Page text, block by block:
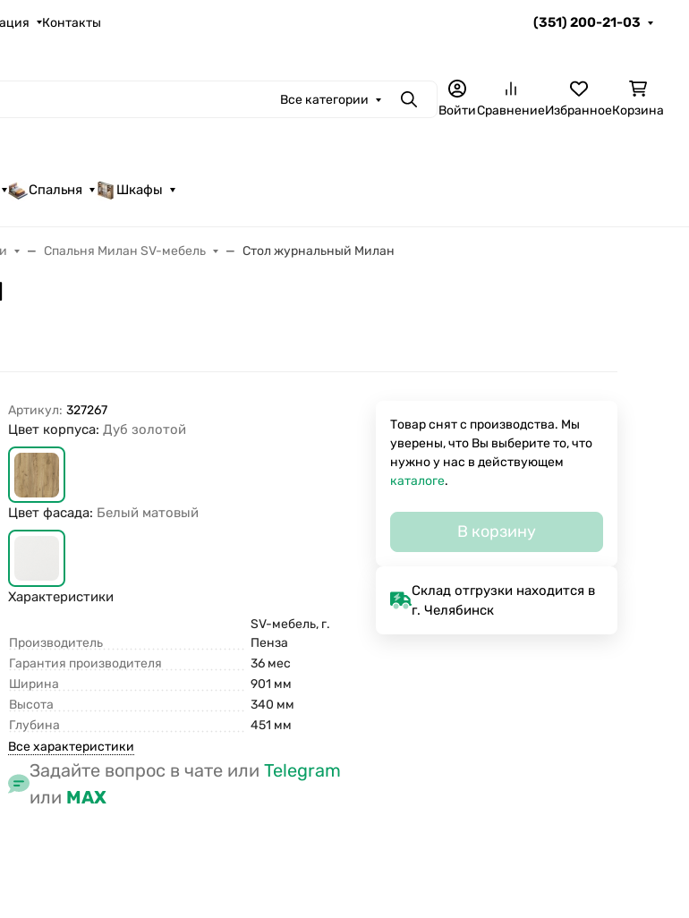
Контакты (351) 200-21-03
Все категории ПоискВойтиСравнениеИзбранноеКорзина
Спальня Шкафы
Спальня Милан SV-мебель Стол журнальный Милан
Артикул: 327267
Цвет корпуса:Дуб золотой
Цвет фасада: Белый матовый
Характеристики
Производитель
SV-мебель, г.
Пенза
Гарантия производителя
36 мес
Ширина
901 мм
Высота
340 мм
Глубина
451 мм
Все характеристики
Задайте вопрос в чате илиTelegram
или MAX
Товар снят с производства. Мы
уверены, что Вы выберите то, что
нужно у нас в действующем
каталоге.
В корзину
Склад отгрузки находится в
г. Челябинск